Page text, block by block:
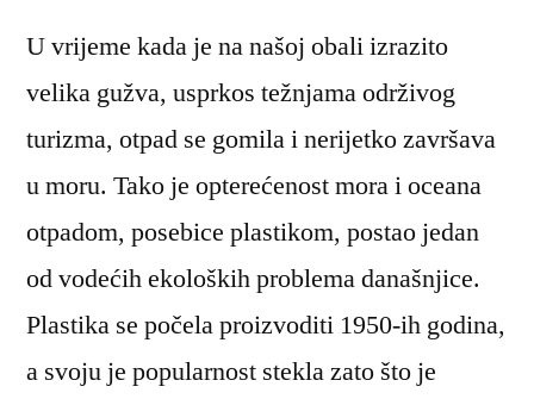
U vrijeme kada je na našoj obali izrazito
velika gužva, usprkos težnjama održivog
turizma, otpad se gomila i nerijetko završava
u moru. Tako je opterećenost mora i oceana
otpadom, posebice plastikom, postao jedan
od vodećih ekoloških problema današnjice.
Plastika se počela proizvoditi 1950-ih godina,
a svoju je popularnost stekla zato što je